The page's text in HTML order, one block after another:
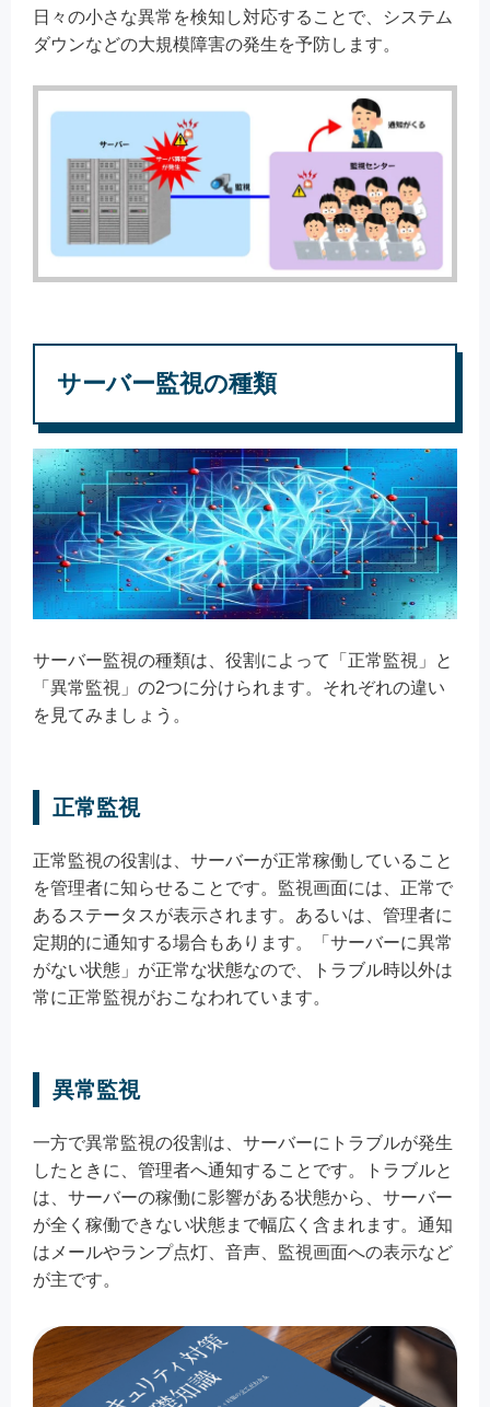
日々の小さな異常を検知し対応することで、システム
ダウンなどの大規模障害の発生を予防します。
サーバー監視の種類
サーバー監視の種類は、役割によって「正常監視」と
「異常監視」の2つに分けられます。それぞれの違い
を見てみましょう。
正常監視
正常監視の役割は、サーバーが正常稼働していること
を管理者に知らせることです。監視画面には、正常で
あるステータスが表示されます。あるいは、管理者に
定期的に通知する場合もあります。「サーバーに異常
がない状態」が正常な状態なので、トラブル時以外は
常に正常監視がおこなわれています。
異常監視
一方で異常監視の役割は、サーバーにトラブルが発生
したときに、管理者へ通知することです。トラブルと
は、サーバーの稼働に影響がある状態から、サーバー
が全く稼働できない状態まで幅広く含まれます。通知
はメールやランプ点灯、音声、監視画面への表示など
が主です。